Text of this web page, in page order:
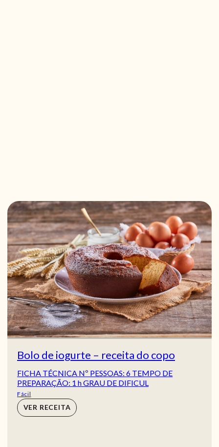
Bolo de iogurte – receita do copo
FICHA TÉCNICA Nº PESSOAS: 6 TEMPO DE
PREPARAÇÃO: 1 h GRAU DE DIFICUL
Fácil
VER RECEITA